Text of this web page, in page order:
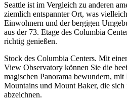
Seattle ist im Vergleich zu anderen
ziemlich entspannter Ort, was
Einwohnern und der bergigen
aus der 73. Etage des Columbia
richtig genießen.
Stock des Columbia Centers. Mit
View Observatory können Sie die
magischen Panorama bewundern,
Mountains und Mount Baker, die sich
abzeichnen.